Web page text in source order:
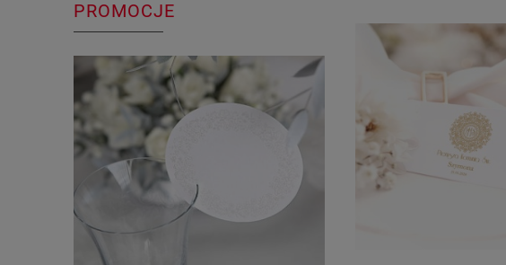
PROMOCJE